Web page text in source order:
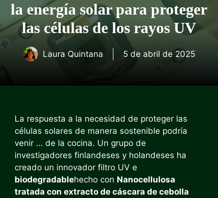
la energía solar para proteger
las células de los rayos UV
Laura Quintana 5 de abril de 2025
La respuesta a la necesidad de proteger las
células solares de manera sostenible podría
venir … de la cocina. Un grupo de
investigadores finlandeses y holandeses ha
creado un innovador filtro UV e
biodegradablehecho con Nanocellulosa
tratada con extracto de cáscara de cebolla